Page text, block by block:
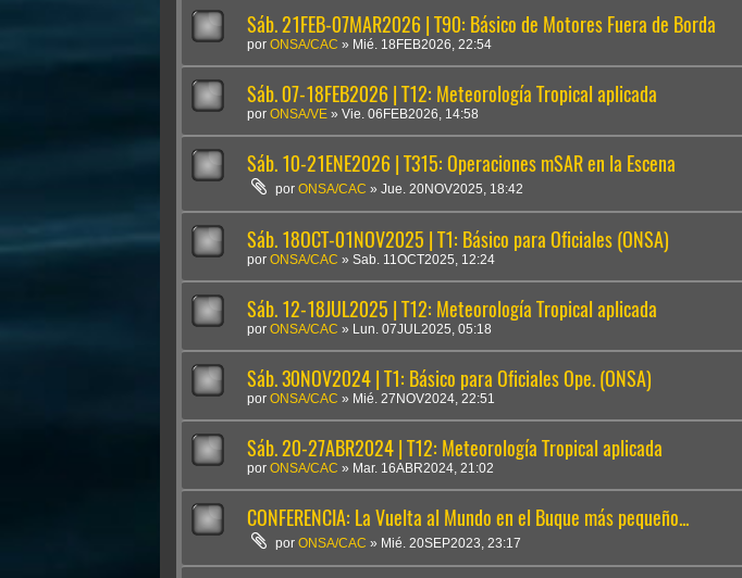
Sáb. 21FEB-07MAR2026 | T90: Básico de Motores Fuera de Borda
por ONSA/CAC » Mié. 18FEB2026, 22:54
Sáb. 07-18FEB2026 | T12: Meteorología Tropical aplicada
por ONSA/VE » Vie. 06FEB2026, 14:58
Sáb. 10-21ENE2026 | T315: Operaciones mSAR en la Escena
porONSA/CAC »Jue. 20NOV2025, 18:42
Sáb. 18OCT-01NOV2025 | T1: Básico para Oficiales (ONSA)
por ONSA/CAC » Sab. 11OCT2025, 12:24
Sáb. 12-18JUL2025 | T12: Meteorología Tropical aplicada
por ONSA/CAC » Lun. 07JUL2025, 05:18
Sáb. 30NOV2024 | T1: Básico para Oficiales Ope. (ONSA)
por ONSA/CAC » Mié. 27NOV2024, 22:51
Sáb. 20-27ABR2024 | T12: Meteorología Tropical aplicada
por ONSA/CAC » Mar. 16ABR2024, 21:02
CONFERENCIA: La Vuelta al Mundo en el Buque más pequeño...
porONSA/CAC » Mié. 20SEP2023, 23:17